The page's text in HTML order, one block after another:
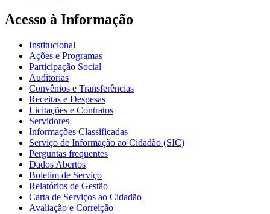
Acesso à Informação
Institucional
Ações e Programas
Participação Social
Auditorias
Convênios e Transferências
Receitas e Despesas
Licitações e Contratos
Servidores
Informações Classificadas
Serviço de Informação ao Cidadão (SIC)
Perguntas frequentes
Dados Abertos
Boletim de Serviço
Relatórios de Gestão
Carta de Serviços ao Cidadão
Avaliação e Correição